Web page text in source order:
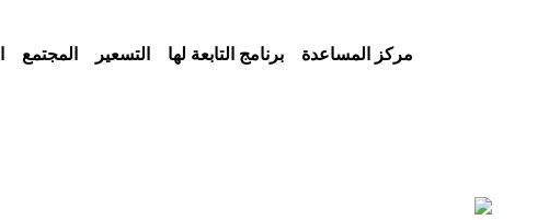
المجتمع التسعير برنامج التابعة لها مركز المساعدة